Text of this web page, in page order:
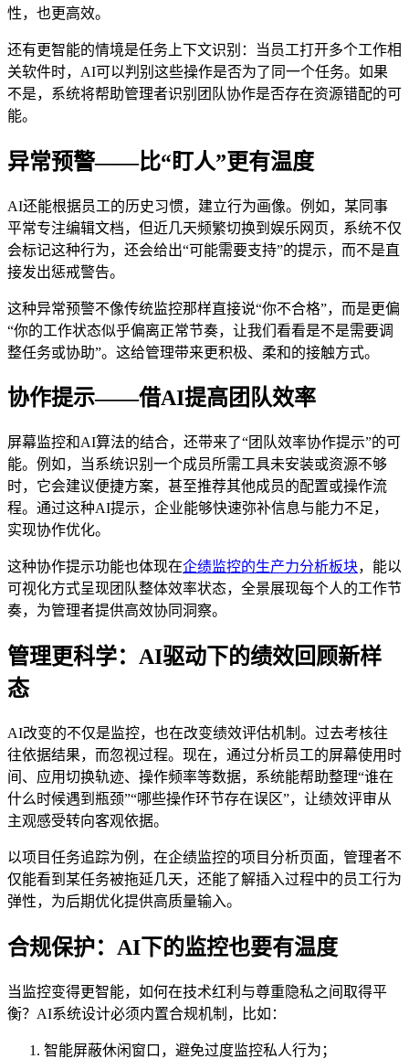
性，也更高效。
还有更智能的情境是任务上下文识别：当员工打开多个工作相
关软件时，AI可以判别这些操作是否为了同一个任务。如果
不是，系统将帮助管理者识别团队协作是否存在资源错配的可
能。
异常预警——比“盯人”更有温度
AI还能根据员工的历史习惯，建立行为画像。例如，某同事
平常专注编辑文档，但近几天频繁切换到娱乐网页，系统不仅
会标记这种行为，还会给出“可能需要支持”的提示，而不是直
接发出惩戒警告。
这种异常预警不像传统监控那样直接说“你不合格”，而是更偏
“你的工作状态似乎偏离正常节奏，让我们看看是不是需要调
整任务或协助”。这给管理带来更积极、柔和的接触方式。
协作提示——借AI提高团队效率
屏幕监控和AI算法的结合，还带来了“团队效率协作提示”的可
能。例如，当系统识别一个成员所需工具未安装或资源不够
时，它会建议便捷方案，甚至推荐其他成员的配置或操作流
程。通过这种AI提示，企业能够快速弥补信息与能力不足，
实现协作优化。
这种协作提示功能也体现在企绩监控的生产力分析板块，能以
可视化方式呈现团队整体效率状态，全景展现每个人的工作节
奏，为管理者提供高效协同洞察。
管理更科学：AI驱动下的绩效回顾新样
态
AI改变的不仅是监控，也在改变绩效评估机制。过去考核往
往依据结果，而忽视过程。现在，通过分析员工的屏幕使用时
间、应用切换轨迹、操作频率等数据，系统能帮助整理“谁在
什么时候遇到瓶颈”“哪些操作环节存在误区”，让绩效评审从
主观感受转向客观依据。
以项目任务追踪为例，在企绩监控的项目分析页面，管理者不
仅能看到某任务被拖延几天，还能了解插入过程中的员工行为
弹性，为后期优化提供高质量输入。
合规保护：AI下的监控也要有温度
当监控变得更智能，如何在技术红利与尊重隐私之间取得平
衡？AI系统设计必须内置合规机制，比如：
智能屏蔽休闲窗口，避免过度监控私人行为；